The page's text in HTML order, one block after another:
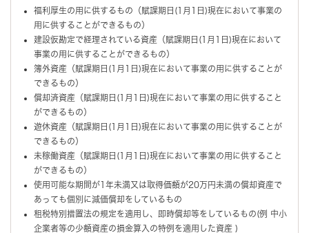
福利厚生の用に供するもの（賦課期日(1月1日)現在において事業の
用に供することができるもの）
建設仮勘定で経理されている資産（賦課期日(1月1日)現在において
事業の用に供することができるもの）
簿外資産（賦課期日(1月1日)現在において事業の用に供することが
できるもの）
償却済資産（賦課期日(1月1日)現在において事業の用に供すること
ができるもの）
遊休資産（賦課期日(1月1日)現在において事業の用に供することが
できるもの）
未稼働資産（賦課期日(1月1日)現在において事業の用に供すること
ができるもの）
使用可能な期間が1年未満又は取得価額が20万円未満の償却資産で
あっても個別に減価償却をしているもの
租税特別措置法の規定を適用し、即時償却等をしているもの(例 中小
企業者等の少額資産の損金算入の特例を適用した資産 )